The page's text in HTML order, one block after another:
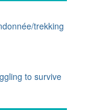
trekking
to survive